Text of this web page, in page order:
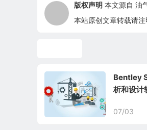
版权声明 本文源自 油
本站原创文章转载请
Bentley
析和设计
07/03